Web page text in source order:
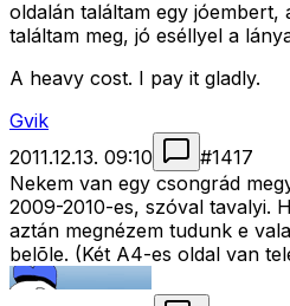
oldalán találtam egy jóembert,
találtam meg, jó eséllyel a
A heavy cost. I pay it gladly.
Gvik
2011.12.13. 09:10
#1417
Nekem van egy csongrád
2009-2010-es, szóval tavalyi.
aztán megnézem tudunk e
belõle. (Két A4-es oldal van